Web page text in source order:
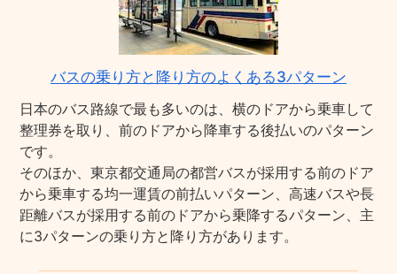
バスの乗り方と降り方のよくある3パターン
日本のバス路線で最も多いのは、横のドアから乗車して
整理券を取り、前のドアから降車する後払いのパターン
です。
そのほか、東京都交通局の都営バスが採用する前のドア
から乗車する均一運賃の前払いパターン、高速バスや長
距離バスが採用する前のドアから乗降するパターン、主
に3パターンの乗り方と降り方があります。